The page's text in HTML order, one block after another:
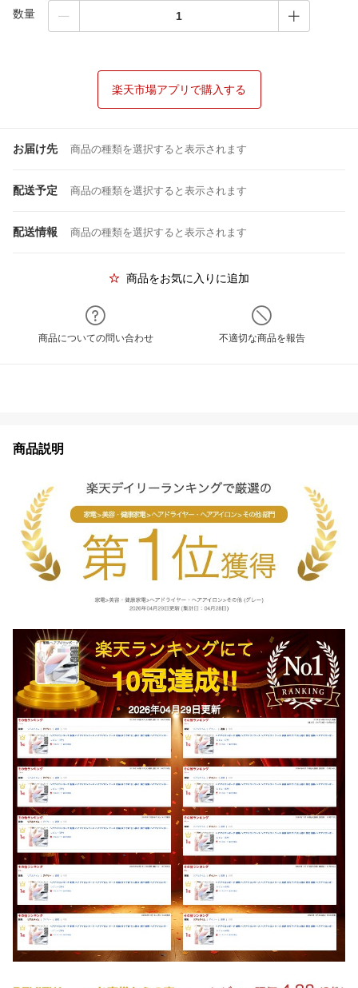
数量
楽天市場アプリで購入する
お届け先 商品の種類を選択すると表示されます
配送予定 商品の種類を選択すると表示されます
配送情報 商品の種類を選択すると表示されます
商品をお気に入りに追加
商品についての問い合わせ 不適切な商品を報告
商品説明